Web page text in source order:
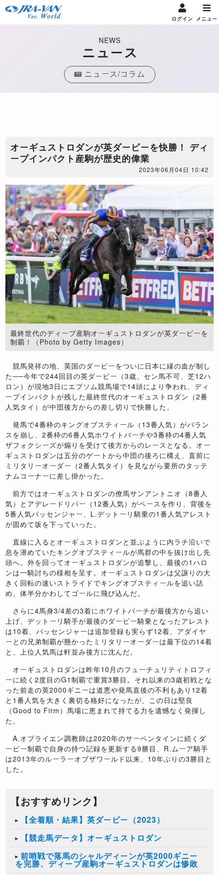
ログイン メニュー
NEWS
ニュース
ニュース/コラム
オーギュストロダンが英ダービーを快勝！ ディ
ープインパクト産駒が歴史的偉業
2023年06月04日 10:42
最終世代のディープ産駒オーギュストロダンが英ダービーを
制覇！（Photo by Getty Images）
競馬発祥の地、英国のダービーをついに日本に縁の血が制し
た──今年で244回目の英ダービー（3歳、セン馬不可、芝12ハ
ロン）が現地3日にエプソム競馬場で14頭により争われ、ディ
ープインパクトが残した最終世代のオーギュストロダン（2番
人気タイ）が中団後方からの差し切りで快勝した。
発馬で4番枠のキングオブスティール（13番人気）がバラン
スを崩し、2番枠の6番人気ホワイトバーチや3番枠の4番人気
ザフォクシーズが煽りを受けて後方からのレースとなる。オー
ギュストロダンは五分のゲートから中団の後ろに構え、直前に
ミリタリーオーダー（2番人気タイ）を見ながら要所のタッテ
ナムコーナーに差し掛かった。
前方ではオーギュストロダンの僚馬サンアントニオ（8番人
気）とアデレードリバー（12番人気）がペースを作り、背後を
5番人気パッセンジャー、L.デットーリ騎乗の1番人気アレスト
が固めて坂を下っていった。
直線に入るとオーギュストロダンと並ぶように内ラチ沿いで
息を潜めていたキングオブスティールが馬群の中を抜け出し先
頭へ。外を回ってオーギュストロダンが追撃し、最後の1ハロ
ンは一騎討ちの様相を呈す。オーギュストロダンは父譲りの大
きく回転の速いストライドでキングオブスティールを追い詰
め、体半分かわしてゴールに飛び込んだ。
さらに4馬身3/4差の3着にホワイトバーチが最後方から追い
上げ、デットーリ騎手が最後のダービー騎乗となったアレスト
は10着、パッセンジャーは追加登録も実らず12着、アダイヤ
ーとの兄弟制覇が懸かったミリタリーオーダーは最下位の14着
と、上位人気馬は軒並み後方に沈んだ。
オーギュストロダンは昨年10月のフューチュリティトロフィ
ーに続く2度目のG1制覇で重賞3勝目。それ以来の3歳初戦とな
った前走の英2000ギニーは道悪や発馬直後の不利もあり12着
と1番人気を大きく裏切る格好になったが、この日は堅良
（Good to Firm）馬場に恵まれて持てる力を遺憾なく発揮し
た。
A.オブライエン調教師は2020年のサーペンタインに続くダ
ービー制覇で自身の持つ記録を更新する9勝目、R.ムーア騎手
は2013年のルーラーオブザワールド以来、10年ぶりの3勝目と
した。
【おすすめリンク】
【全着順・結果】英ダービー（2023）
【競走馬データ】オーギュストロダン
前哨戦で落馬のシャルディーンが英2000ギニー
を完勝、ディープ産駒オーギュストロダンは惨敗